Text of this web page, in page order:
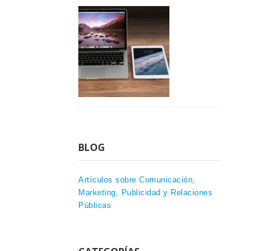
BLOG
Artículos sobre Comunicación,
Marketing, Publicidad y Relaciones
Públicas